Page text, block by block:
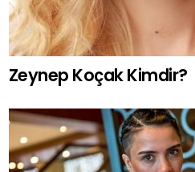
Zeynep Koçak Kimdir?